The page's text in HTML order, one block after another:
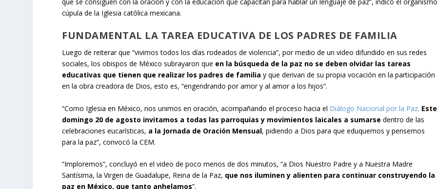
cúpula de la Iglesia católica mexicana.
FUNDAMENTAL LA TAREA EDUCATIVA DE LOS PADRES DE FAMILIA
Luego de reiterar que “vivimos todos los días rodeados de violencia”, por medio de un video difundido en sus redes
sociales, los obispos de México subrayaron que en la búsqueda de la paz no se deben olvidar las tareas
educativas que tienen que realizar los padres de familia y que derivan de su propia vocación en la participación
en la obra creadora de Dios, esto es, “engendrando por amor y al amor a los hijos”.
“Como Iglesia en México, nos unimos en oración, acompañando el proceso hacia el Diálogo Nacional por la Paz. Este
domingo 20 de agosto invitamos a todas las parroquias y movimientos laicales a sumarsedentro de las
celebraciones eucarísticas, a la Jornada de Oración Mensual, pidiendo a Dios para que eduquemos y pensemos
para la paz”, convocó la CEM.
“Imploremos”, concluyó en el video de poco menos de dos minutos, “a Dios Nuestro Padre y a Nuestra Madre
Santísima, la Virgen de Guadalupe, Reina de la Paz, que nos iluminen y alienten para continuar construyendo la
paz en México, que tanto anhelamos”.